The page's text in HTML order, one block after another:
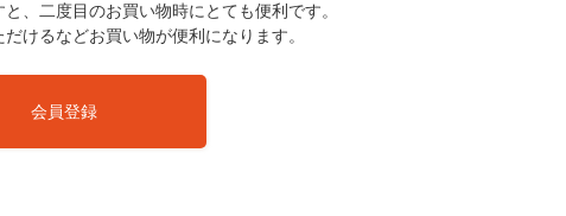
、二度目のお買い物時にとても便利です。
けるなどお買い物が便利になります。
会員登録